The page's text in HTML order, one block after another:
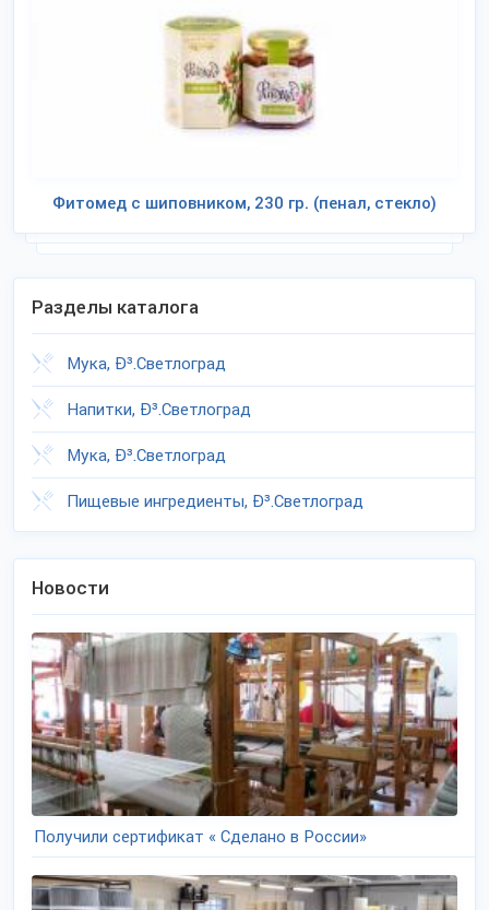
Фитомед с шиповником, 230 гр. (пенал, стекло)
Разделы каталога
Мука, Ð³.Светлоград
Напитки, Ð³.Светлоград
Мука, Ð³.Светлоград
Пищевые ингредиенты, Ð³.Светлоград
Новости
Получили сертификат « Сделано в России»